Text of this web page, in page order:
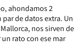
ahondamos 2
de datos extra. Un
nos sirven de
rato con ese mar